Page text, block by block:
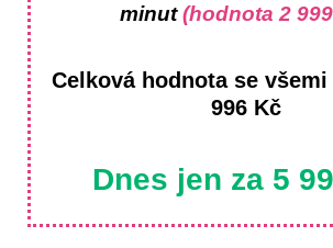
minut(hodnota 2
Celková hodnota se
996 Kč
Dnes jen za 5